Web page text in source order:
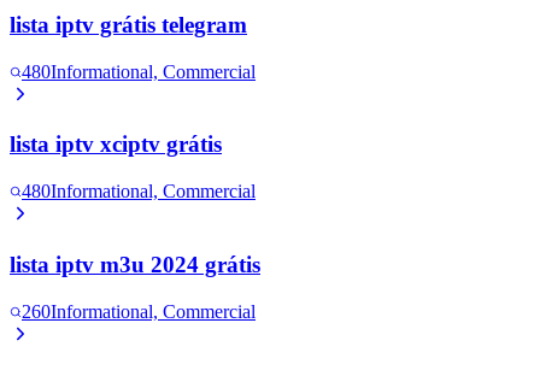
lista iptv grátis telegram
480Informational, Commercial
lista iptv xciptv grátis
480Informational, Commercial
lista iptv m3u 2024 grátis
260Informational, Commercial